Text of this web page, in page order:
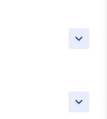
keyboard_arrow_down
keyboard_arrow_down